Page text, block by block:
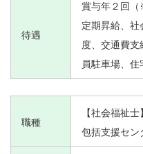
待遇
賞与年２回（
定期昇給、社
度、交通費
員駐車場、住
職種
【社会福祉
包括支援セン